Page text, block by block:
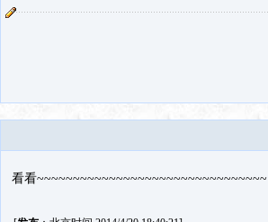
看看~~~~~~~~~~~~~~~~~~~~~~~~~~~~~~~~